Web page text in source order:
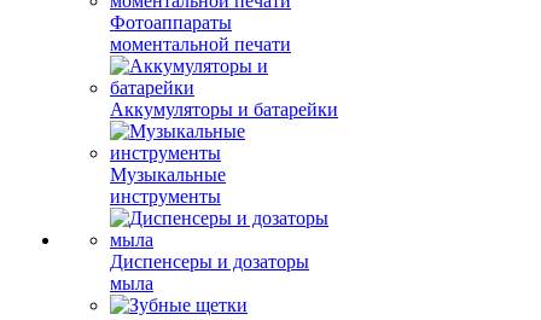
Фотоаппараты
моментальной печати
Аккумуляторы и батарейки
Музыкальные
инструменты
Диспенсеры и дозаторы
мыла